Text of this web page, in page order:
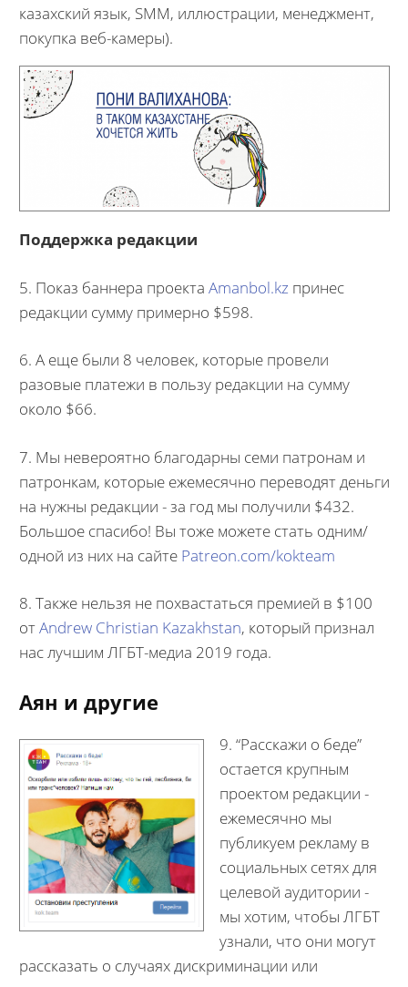
казахский язык, SMM, иллюстрации, менеджмент,
покупка веб-камеры).
Поддержка редакции
5. Показ баннера проекта Amanbol.kz принес
редакции сумму примерно $598.
6. А еще были 8 человек, которые провели
разовые платежи в пользу редакции на сумму
около $66.
7. Мы невероятно благодарны семи патронам и
патронкам, которые ежемесячно переводят деньги
на нужны редакции - за год мы получили $432.
Большое спасибо! Вы тоже можете стать одним/
одной из них на сайте Patreon.com/kokteam
8. Также нельзя не похвастаться премией в $100
отAndrew Christian Kazakhstan, который признал
нас лучшим ЛГБТ-медиа 2019 года.
Аян и другие
9. “Расскажи о беде”
остается крупным
проектом редакции -
ежемесячно мы
публикуем рекламу в
социальных сетях для
целевой аудитории -
мы хотим, чтобы ЛГБТ
узнали, что они могут
рассказать о случаях дискриминации или